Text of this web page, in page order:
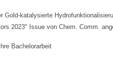
Gold-katalysierte
2023" Issue von Chem. Comm.
Bachelorarbeit